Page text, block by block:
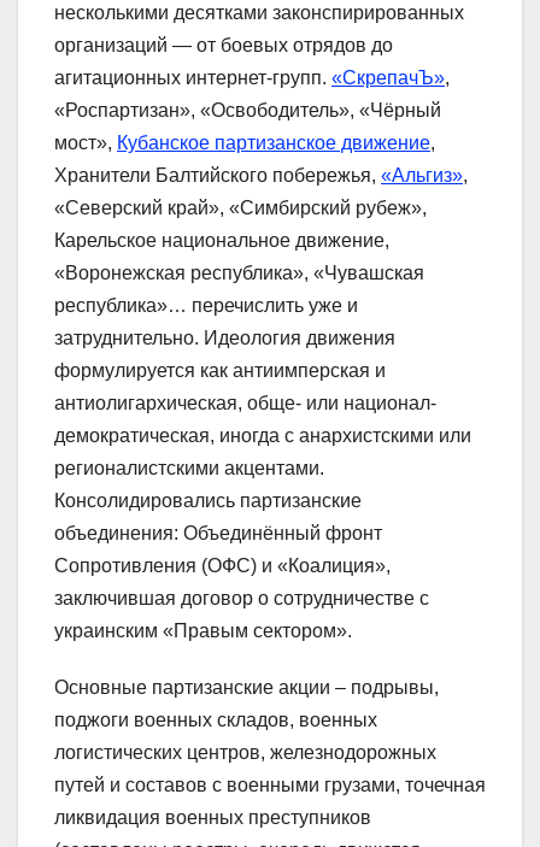
несколькими десятками законспирированных
организаций — от боевых отрядов до
агитационных интернет-групп. «СкрепачЪ»,
«Роспартизан», «Освободитель», «Чёрный
мост», Кубанское партизанское движение,
Хранители Балтийского побережья, «Альгиз»,
«Северский край», «Симбирский рубеж»,
Карельское национальное движение,
«Воронежская республика», «Чувашская
республика»… перечислить уже и
затруднительно. Идеология движения
формулируется как антиимперская и
антиолигархическая, обще- или национал-
демократическая, иногда с анархистскими или
регионалистскими акцентами.
Консолидировались партизанские
объединения: Объединённый фронт
Сопротивления (ОФС) и «Коалиция»,
заключившая договор о сотрудничестве с
украинским «Правым сектором».
Основные партизанские акции – подрывы,
поджоги военных складов, военных
логистических центров, железнодорожных
путей и составов с военными грузами, точечная
ликвидация военных преступников